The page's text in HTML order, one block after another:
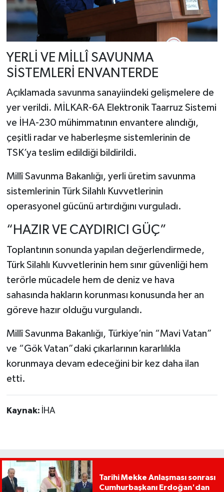
YERLİ VE MİLLÎ SAVUNMA
SİSTEMLERİ ENVANTERDE
Açıklamada savunma sanayiindeki gelişmelere de
yer verildi. MİLKAR-6A Elektronik Taarruz Sistemi
ve İHA-230 mühimmatının envantere alındığı,
çeşitli radar ve haberleşme sistemlerinin de
TSK’ya teslim edildiği bildirildi.
Millî Savunma Bakanlığı, yerli üretim savunma
sistemlerinin Türk Silahlı Kuvvetlerinin
operasyonel gücünü artırdığını vurguladı.
“HAZIR VE CAYDIRICI GÜÇ”
Toplantının sonunda yapılan değerlendirmede,
Türk Silahlı Kuvvetlerinin hem sınır güvenliği hem
terörle mücadele hem de deniz ve hava
sahasında hakların korunması konusunda her an
göreve hazır olduğu vurgulandı.
Millî Savunma Bakanlığı, Türkiye’nin “Mavi Vatan”
ve “Gök Vatan”daki çıkarlarının kararlılıkla
korunmaya devam edeceğini bir kez daha ilan
etti.
Kaynak: İHA
Tarihi Mekke Anlaşması sonrası
Cumhurbaşkanı Erdoğan'dan